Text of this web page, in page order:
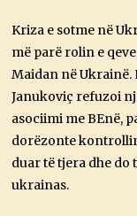
Kriza e sotme në
më parë rolin e
Maidan në Ukrainë.
Janukoviç refuzoi
asociimi me BEnë,
dorëzonte
duar të tjera dhe do
ukrainas.